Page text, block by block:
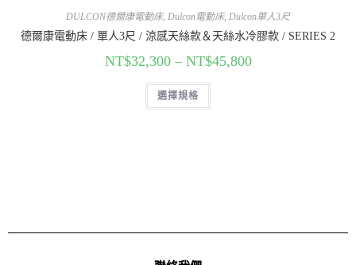
DULCON德爾康電動床, Dulcon電動床, Dulcon單人3尺
德爾康電動床 / 單人3尺 / 涼感天絲款＆天絲水冷膠款 / SERIES 2
NT$32,300– NT$45,800
選擇規格